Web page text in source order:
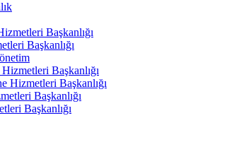
Başkanlığı
Başkanlığı
Başkanlığı
Hizmetleri Başkanlığı
Başkanlığı
Başkanlığı